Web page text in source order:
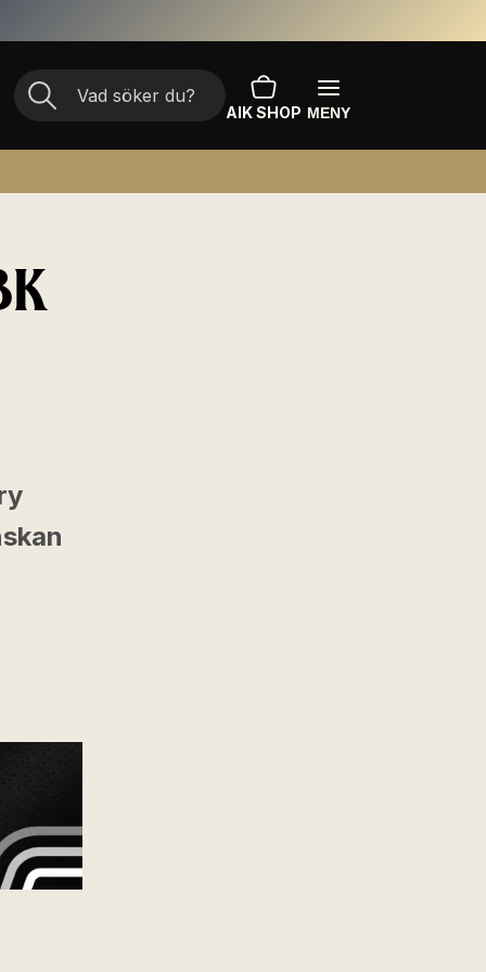
AIK SHOP MENY